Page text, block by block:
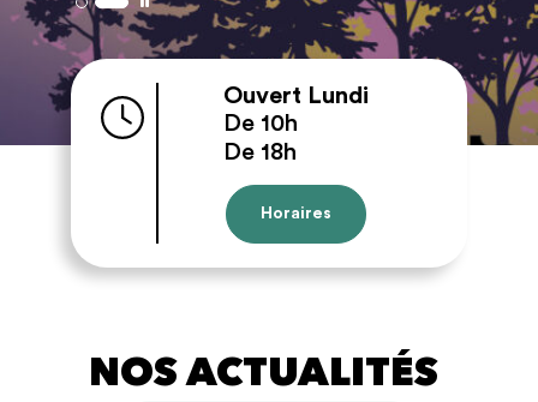
Ouvert Lundi
De 10h
De 18h
Horaires
NOS ACTUALITÉS